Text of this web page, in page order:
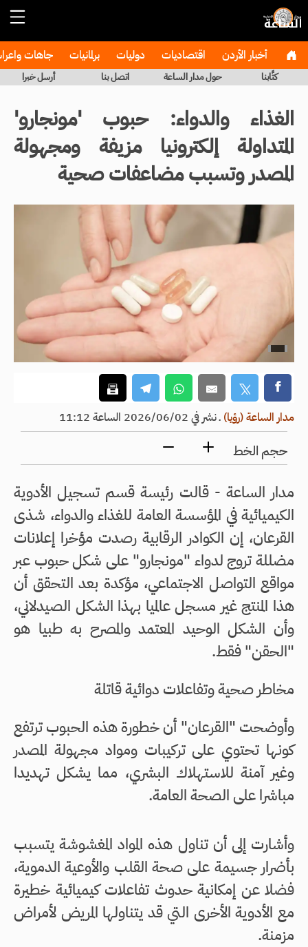
أخبار الأردن اقتصاديات دوليات برلمانيات جاهات
كتَّابنا حول مدار الساعة اتصل بنا أرسل خبرا
الغذاء والدواء: حبوب 'مونجارو'
المتداولة إلكترونيا مزيفة ومجهولة
المصدر وتسبب مضاعفات صحية
مدار الساعة (رؤيا) ـنشر في 2026/06/02 الساعة 11:12
حجم الخط
مدار الساعة - قالت رئيسة قسم تسجيل الأدوية
الكيميائية في المؤسسة العامة للغذاء والدواء، شذى
القرعان، إن الكوادر الرقابية رصدت مؤخرا إعلانات
مضللة تروج لدواء "مونجارو" على شكل حبوب عبر
مواقع التواصل الاجتماعي، مؤكدة بعد التحقق أن
هذا المنتج غير مسجل عالميا بهذا الشكل الصيدلاني،
وأن الشكل الوحيد المعتمد والمصرح به طبيا هو
"الحقن" فقط.
مخاطر صحية وتفاعلات دوائية قاتلة
وأوضحت "القرعان" أن خطورة هذه الحبوب ترتفع
كونها تحتوي على تركيبات ومواد مجهولة المصدر
وغير آمنة للاستهلاك البشري، مما يشكل تهديدا
مباشرا على الصحة العامة.
وأشارت إلى أن تناول هذه المواد المغشوشة يتسبب
بأضرار جسيمة على صحة القلب والأوعية الدموية،
فضلا عن إمكانية حدوث تفاعلات كيميائية خطيرة
مع الأدوية الأخرى التي قد يتناولها المريض لأمراض
مزمنة.